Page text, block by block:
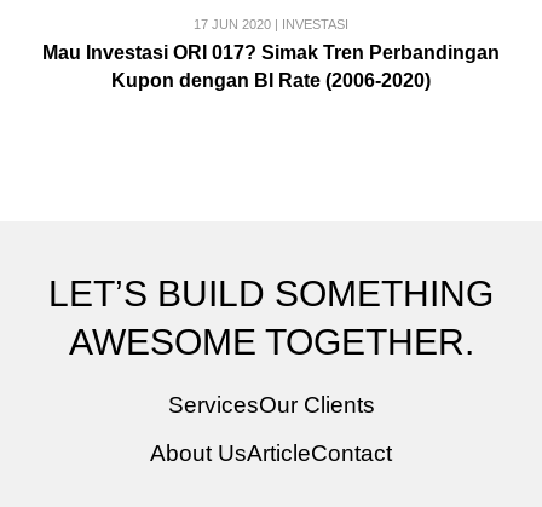
17 JUN 2020 INVESTASI
Mau Investasi ORI 017? Simak Tren Perbandingan
Kupon dengan BI Rate (2006-2020)
LET’S BUILD SOMETHING
AWESOME TOGETHER.
ServicesOur Clients
About UsArticleContact